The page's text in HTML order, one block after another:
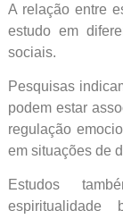
A relação entre
estudo em
sociais.
Pesquisas
podem estar
regulação
em situações de
Estudos
espiritualidade